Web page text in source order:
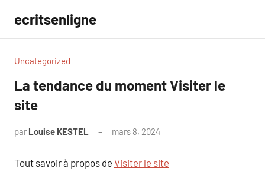
contenu
ecritsenligne
Uncategorized
La tendance du moment Visiter le
site
par Louise KESTEL mars 8, 2024
Tout savoir à propos de Visiter le site